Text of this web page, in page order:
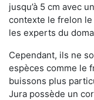
jusqu’à 5 cm avec
contexte le frelon
les experts du
Cependant, ils ne
espèces comme le
buissons plus
Jura possède un